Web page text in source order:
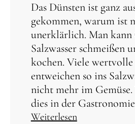
Das Dünsten ist ganz
gekommen, warum ist
unerklärlich. Man kann
Salzwasser schmeißen
kochen. Viele wertvolle
entweichen so ins
nicht mehr im
dies in der
Weiterlesen